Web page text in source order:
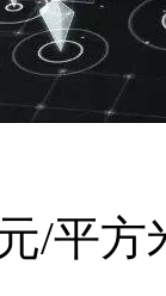
/平方